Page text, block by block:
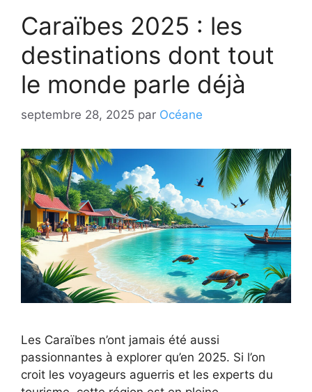
Caraïbes 2025 : les
destinations dont tout
le monde parle déjà
septembre 28, 2025 par Océane
Les Caraïbes n’ont jamais été aussi
passionnantes à explorer qu’en 2025. Si l’on
croit les voyageurs aguerris et les experts du